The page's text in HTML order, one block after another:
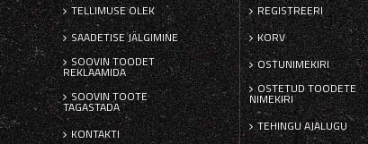
TELLIMUSE OLEK
SAADETISE JÄLGIMINE
SOOVIN TOODET
REKLAAMIDA
SOOVIN TOOTE
TAGASTADA
KONTAKTI
REGISTREERI
KORV
OSTUNIMEKIRI
OSTETUD TOODETE
NIMEKIRI
TEHINGU AJALUGU